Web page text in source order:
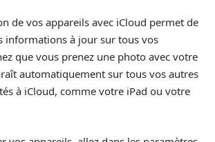
de vos appareils avec iCloud permet de
informations à jour sur tous vos
que vous prenez une photo avec votre
automatiquement sur tous vos autres
à iCloud, comme votre iPad ou votre